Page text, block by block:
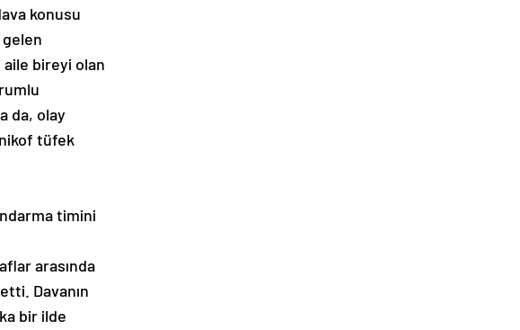
konusu
aile bireyi olan
da, olay
tüfek
timini
arasında
Davanın
bir ilde